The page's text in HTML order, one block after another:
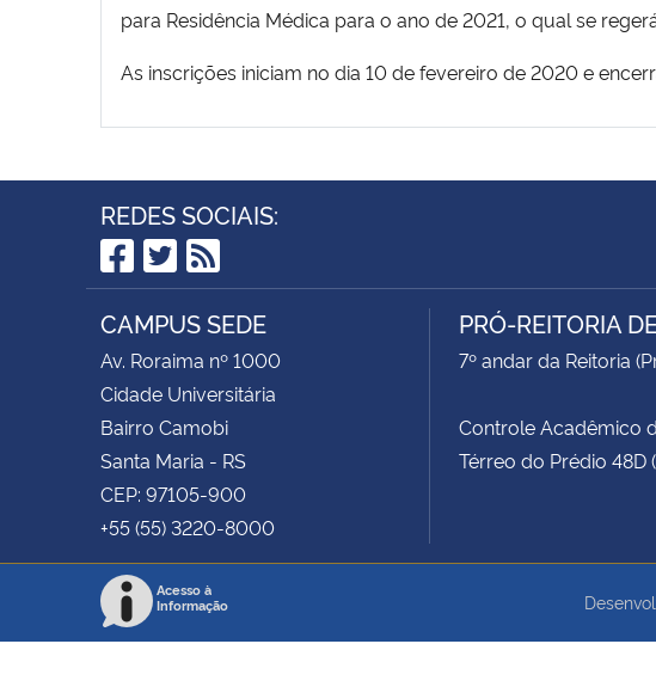
para Residência Médica para o ano de 2021, o qual se
As inscrições iniciam no dia 10 de fevereiro de 2020 e
REDES SOCIAIS:
Facebook
Twitter
RSS
CAMPUS SEDE
Av. Roraima nº 1000
Cidade Universitária
Bairro Camobi
Santa Maria - RS
CEP: 97105-900
+55 (55) 3220-8000
PRÓ-REITORIA
7º andar da Reitoria
Controle Acadêmico
Térreo do Prédio 48D
Acesso à
Informação